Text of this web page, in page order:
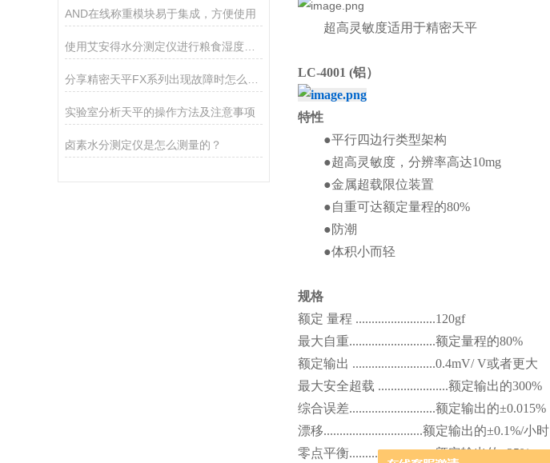
AND在线称重模块易于集成，方便使用
实验室分析天平的操作方法及注意事项
卤素水分测定仪是怎么测量的？
超高灵敏度适用于精密天平
LC-4001 (铝）
特性
●平行四边行类型架构
●超高灵敏度，分辨率高达10mg
●金属超载限位装置
●自重可达额定量程的80%
●防潮
●体积小而轻
规格
额定 量程 .........................120gf
最大自重...........................额定量程的80%
额定输出 ..........................0.4mV/ V或者更大
最大安全超载 ......................额定输出的300%
综合误差...........................额定输出的±0.015%
漂移...............................额定输出的±0.1%/小时
零点平衡...........................额定输出的±25%